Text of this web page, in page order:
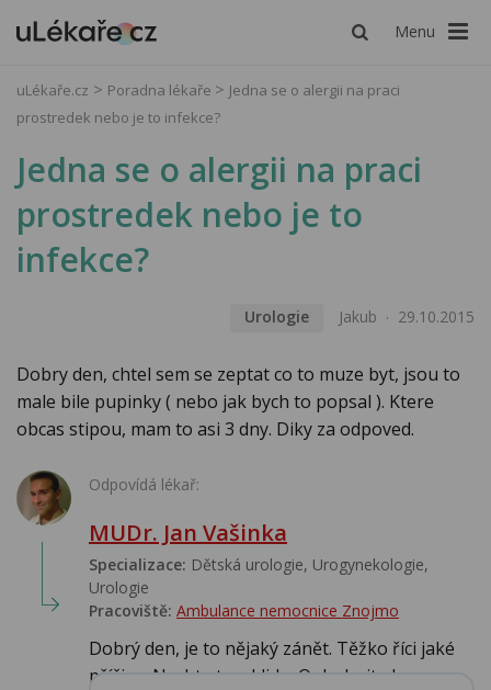
Menu
uLékaře.cz Poradna lékaře
Jedna se o alergii na praci
prostredek nebo je to infekce?
Jedna se o alergii na praci
prostredek nebo je to
infekce?
Urologie Jakub 29.10.2015
Dobry den, chtel sem se zeptat co to muze byt, jsou to
male bile pupinky ( nebo jak bych to popsal ). Ktere
obcas stipou, mam to asi 3 dny. Diky za odpoved.
Odpovídá lékař:
MUDr. Jan Vašinka
Specializace: Dětská urologie, Urogynekologie,
Urologie‎
Pracoviště: Ambulance nemocnice Znojmo
Dobrý den, je to nějaký zánět. Těžko říci jaké
příčiny. Nechte to v klidu. Oplachujte h...